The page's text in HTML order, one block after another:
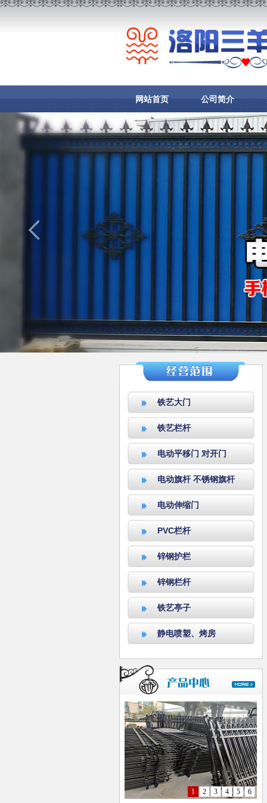
网站首页 公司简介
铁艺大门
铁艺栏杆
电动平移门 对开门
电动旗杆 不锈钢旗杆
电动伸缩门
PVC栏杆
锌钢护栏
锌钢栏杆
铁艺亭子
静电喷塑、烤房
1 2 3 4 5 6